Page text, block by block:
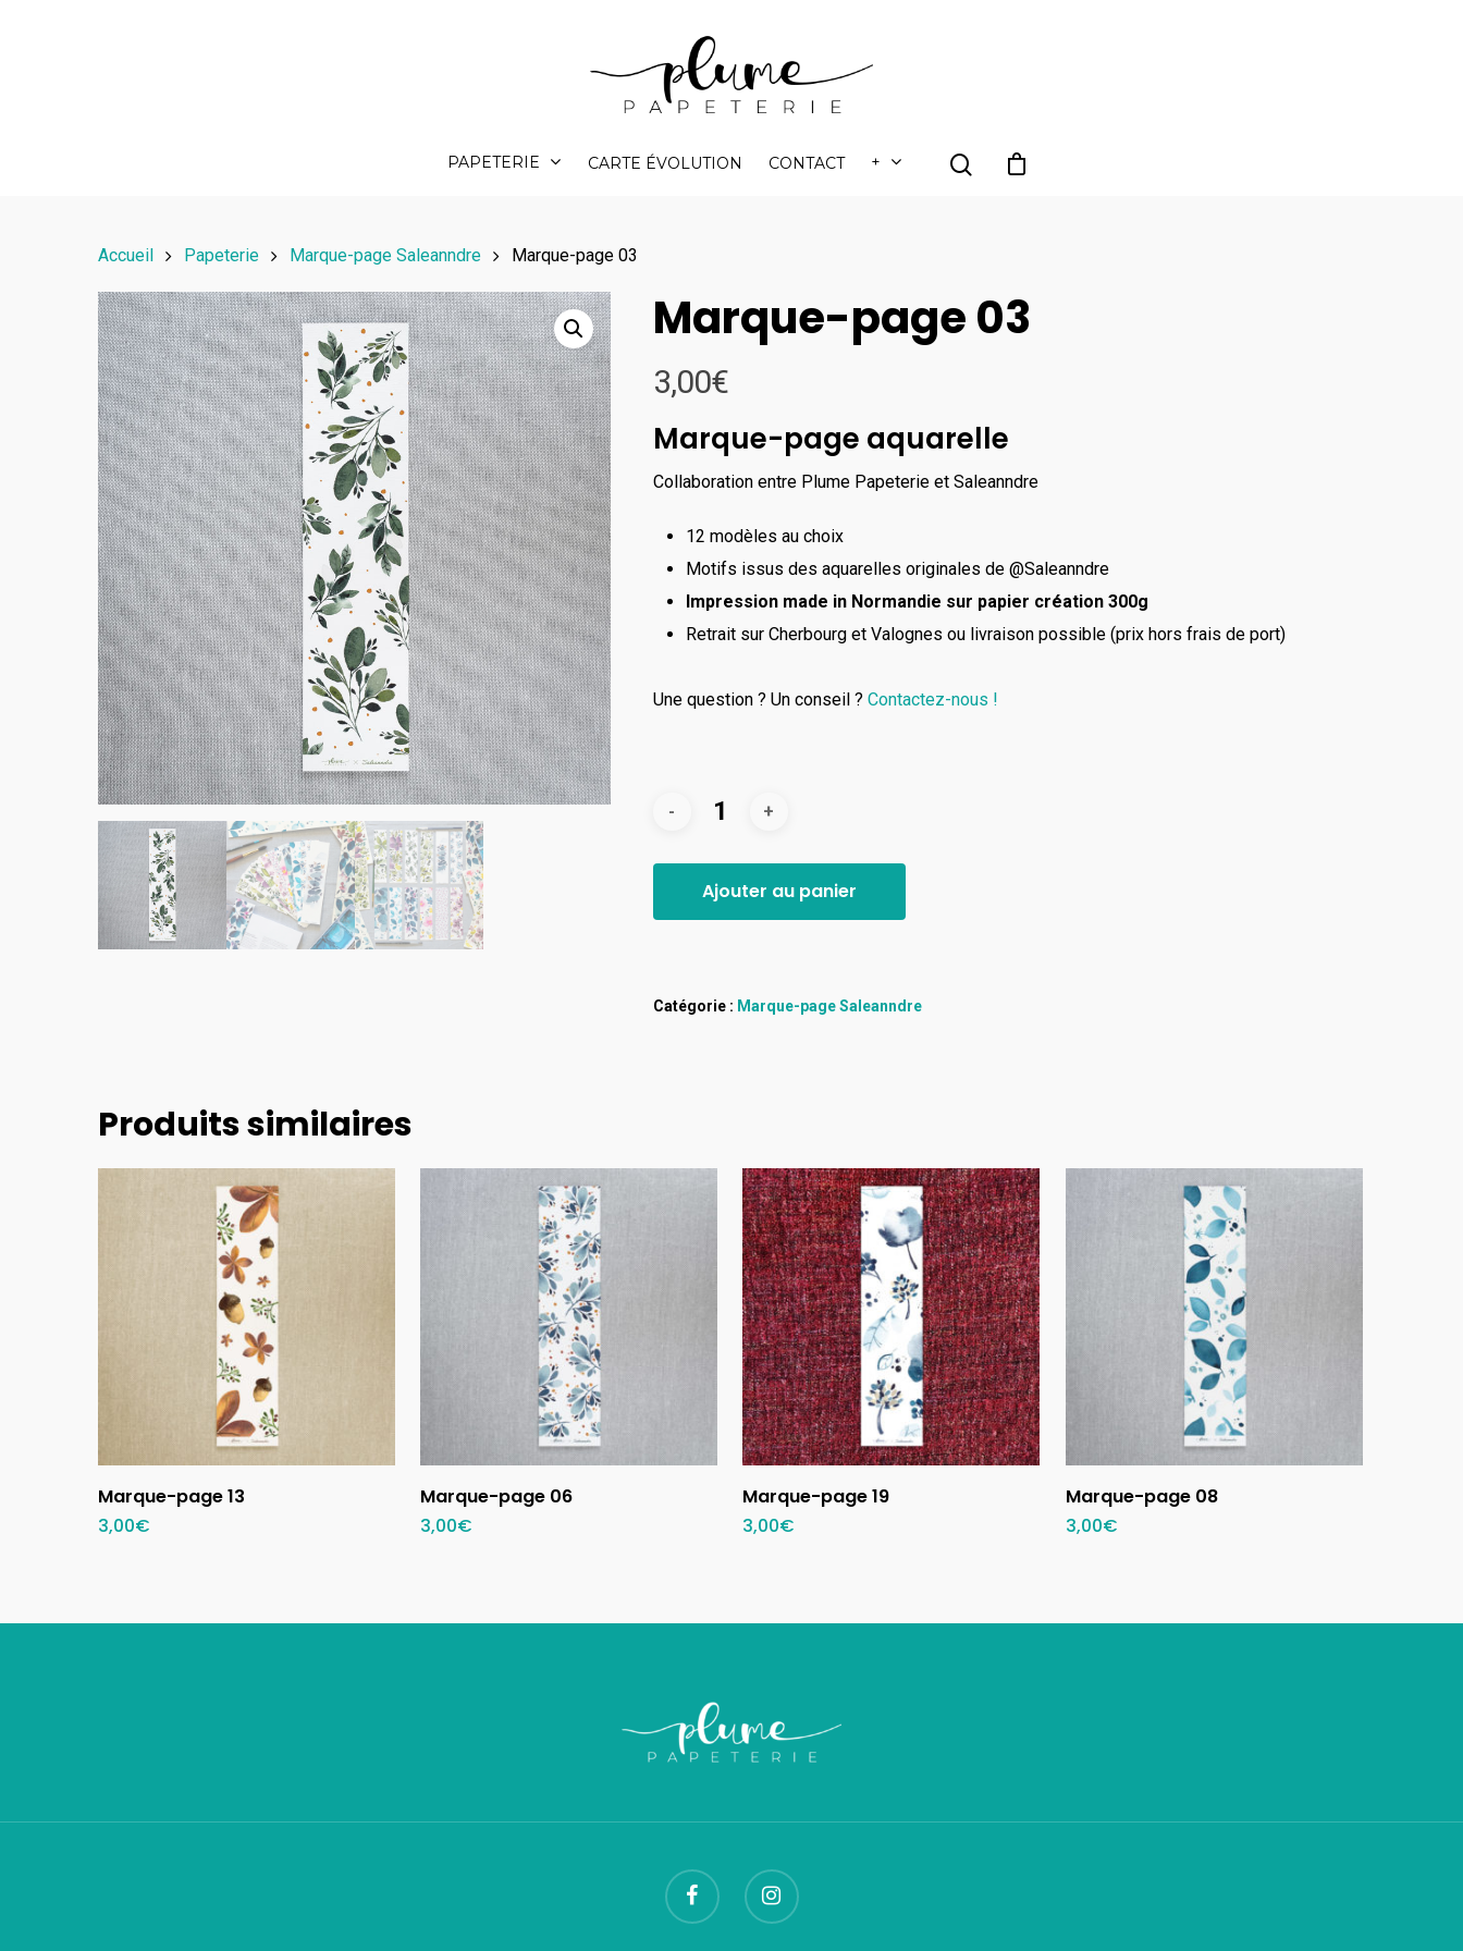
Hit enter to search or ESC to close
PAPETERIE CARTE ÉVOLUTION CONTACT +
Accueil Papeterie Marque-page Saleanndre Marque-page 03
Marque-page 03
3,00€
Marque-page aquarelle
Collaboration entre Plume Papeterie et Saleanndre
12 modèles au choix
Motifs issus des aquarelles originales de @Saleanndre
Impression made in Normandie sur papier création 300g
Retrait sur Cherbourg et Valognes ou livraison possible (prix hors frais de port)
Une question ? Un conseil ? Contactez-nous !
Ajouter au panier
Catégorie : Marque-page Saleanndre
Produits similaires
Ajouter au panier
Marque-page 13
3,00€
Ajouter au panier
Marque-page 06
3,00€
Ajouter au panier
Marque-page 19
3,00€
Ajouter au panier
Marque-page 08
3,00€